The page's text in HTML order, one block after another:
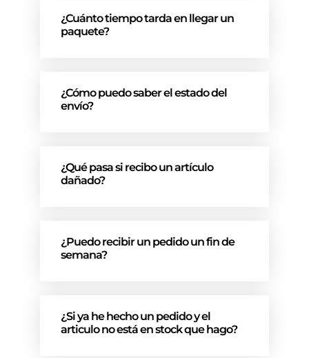
¿Cuánto tiempo tarda en llegar un
paquete?
¿Cómo puedo saber el estado del
envío?
¿Qué pasa si recibo un artículo
dañado?
¿Puedo recibir un pedido un fin de
semana?
¿Si ya he hecho un pedido y el
articulo no está en stock que hago?